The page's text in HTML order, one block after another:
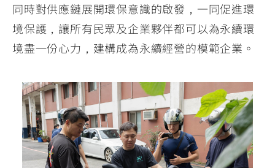
同時對供應鏈展開環保意識的啟發，一同促進環
境保護，讓所有民眾及企業夥伴都可以為永續環
境盡一份心力，建構成為永續經營的模範企業。